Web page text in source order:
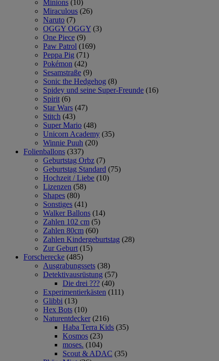
Minions (10)
Miraculous (26)
Naruto (7)
OGGY OGGY (3)
One Piece (9)
Paw Patrol (169)
Peppa Pig (71)
Pokémon (42)
Sesamstraße (9)
Sonic the Hedgehog (8)
Spidey und seine Super-Freunde (16)
Spirit (6)
Star Wars (47)
Stitch (43)
Super Mario (48)
Unicorn Academy (35)
Winnie Puuh (20)
Folienballons (337)
Geburtstag Orbz (7)
Geburtstag Standard (75)
Hochzeit / Liebe (10)
Lizenzen (58)
Shapes (80)
Sonstiges (41)
Walker Ballons (14)
Zahlen 102 cm (5)
Zahlen 80cm (60)
Zahlen Kindergeburtstag (28)
Zur Geburt (15)
Forscherecke (485)
Ausgrabungssets (38)
Detektivausrüstung (57)
Die drei ??? (40)
Experimentierkästen (111)
Glibbi (13)
Hex Bots (10)
Naturentdecker (216)
Haba Terra Kids (35)
Kosmos (23)
moses. (104)
Scout & ADAC (35)